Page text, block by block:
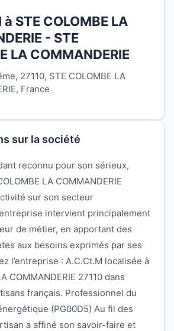
STE COLOMBE LA
- STE
LA COMMANDERIE
27110, STE COLOMBE LA
France
sur la société
reconnu pour son sérieux,
LA COMMANDERIE
sur son secteur
intervient principalement
de métier, en apportant des
aux besoins exprimés par ses
l’entreprise : A.C.Ct.M localisée à
COMMANDERIE 27110 dans
français. Professionnel du
(PG00D5) Au fil des
a affiné son savoir-faire et